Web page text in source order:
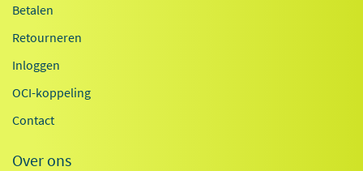
Betalen
Retourneren
Inloggen
OCI-koppeling
Contact
Over ons